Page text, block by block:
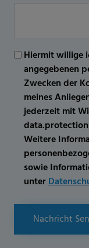
Hiermit willige
angegebenen
Zwecken der
meines
jederzeit mit
Weitere
sowie
unter
Nachricht